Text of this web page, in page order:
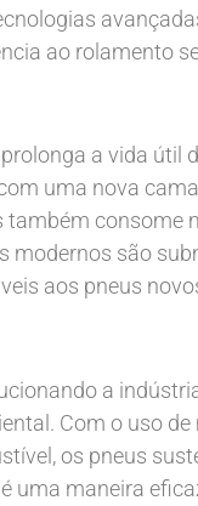
ao rolamento
a vida útil
uma nova
consome
modernos são
aos pneus
a
Com o uso
os pneus
uma maneira